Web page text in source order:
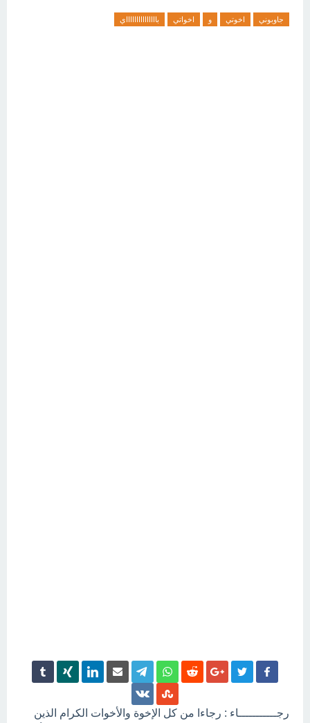
جاوبوني اخوتي و اخواتي باااااااااااااااي
رجـــــــــــاء : رجاءا من كل الإخوة والأخوات الكرام الذين